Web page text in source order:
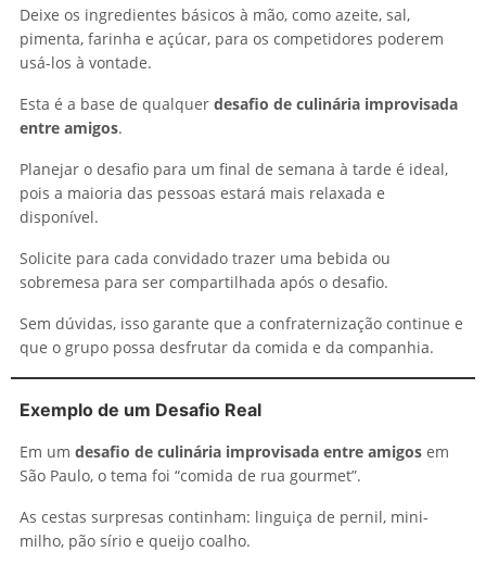
Deixe os ingredientes básicos à mão, como azeite, sal,
pimenta, farinha e açúcar, para os competidores poderem
usá-los à vontade.
Esta é a base de qualquer desafio de culinária improvisada
entre amigos.
Planejar o desafio para um final de semana à tarde é ideal,
pois a maioria das pessoas estará mais relaxada e
disponível.
Solicite para cada convidado trazer uma bebida ou
sobremesa para ser compartilhada após o desafio.
Sem dúvidas, isso garante que a confraternização continue e
que o grupo possa desfrutar da comida e da companhia.
Exemplo de um Desafio Real
Em um desafio de culinária improvisada entre amigos em
São Paulo, o tema foi “comida de rua gourmet”.
As cestas surpresas continham: linguiça de pernil, mini-
milho, pão sírio e queijo coalho.